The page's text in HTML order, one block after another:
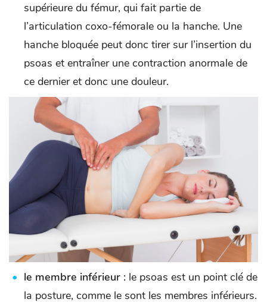
supérieure du fémur, qui fait partie de
l’articulation coxo-fémorale ou la hanche. Une
hanche bloquée peut donc tirer sur l’insertion du
psoas et entraîner une contraction anormale de
ce dernier et donc une douleur.
le membre inférieur : le psoas est un point clé de
la posture, comme le sont les membres inférieurs.